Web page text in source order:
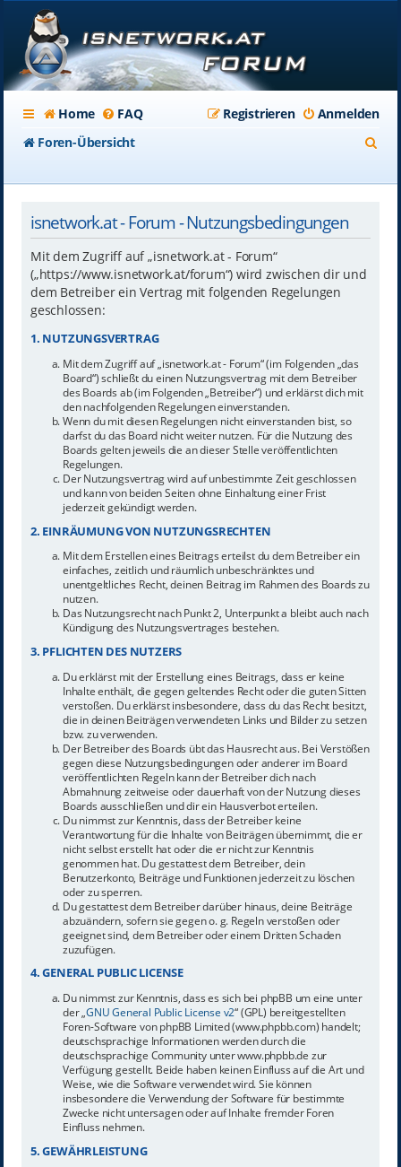
Home FAQ Anmelden
Registrieren
Foren-Übersicht
isnetwork.at - Forum - Nutzungsbedingungen
Mit dem Zugriff auf „isnetwork.at - Forum“
(„https://www.isnetwork.at/forum“) wird zwischen dir und
dem Betreiber ein Vertrag mit folgenden Regelungen
geschlossen:
1. NUTZUNGSVERTRAG
Mit dem Zugriff auf „isnetwork.at - Forum“ (im Folgenden „das
Board“) schließt du einen Nutzungsvertrag mit dem Betreiber
des Boards ab (im Folgenden „Betreiber“) und erklärst dich mit
den nachfolgenden Regelungen einverstanden.
Wenn du mit diesen Regelungen nicht einverstanden bist, so
darfst du das Board nicht weiter nutzen. Für die Nutzung des
Boards gelten jeweils die an dieser Stelle veröffentlichten
Regelungen.
Der Nutzungsvertrag wird auf unbestimmte Zeit geschlossen
und kann von beiden Seiten ohne Einhaltung einer Frist
jederzeit gekündigt werden.
2. EINRÄUMUNG VON NUTZUNGSRECHTEN
Mit dem Erstellen eines Beitrags erteilst du dem Betreiber ein
einfaches, zeitlich und räumlich unbeschränktes und
unentgeltliches Recht, deinen Beitrag im Rahmen des Boards zu
nutzen.
Das Nutzungsrecht nach Punkt 2, Unterpunkt a bleibt auch nach
Kündigung des Nutzungsvertrages bestehen.
3. PFLICHTEN DES NUTZERS
Du erklärst mit der Erstellung eines Beitrags, dass er keine
Inhalte enthält, die gegen geltendes Recht oder die guten Sitten
verstoßen. Du erklärst insbesondere, dass du das Recht besitzt,
die in deinen Beiträgen verwendeten Links und Bilder zu setzen
bzw. zu verwenden.
Der Betreiber des Boards übt das Hausrecht aus. Bei Verstößen
gegen diese Nutzungsbedingungen oder anderer im Board
veröffentlichten Regeln kann der Betreiber dich nach
Abmahnung zeitweise oder dauerhaft von der Nutzung dieses
Boards ausschließen und dir ein Hausverbot erteilen.
Du nimmst zur Kenntnis, dass der Betreiber keine
Verantwortung für die Inhalte von Beiträgen übernimmt, die er
nicht selbst erstellt hat oder die er nicht zur Kenntnis
genommen hat. Du gestattest dem Betreiber, dein
Benutzerkonto, Beiträge und Funktionen jederzeit zu löschen
oder zu sperren.
Du gestattest dem Betreiber darüber hinaus, deine Beiträge
abzuändern, sofern sie gegen o. g. Regeln verstoßen oder
geeignet sind, dem Betreiber oder einem Dritten Schaden
zuzufügen.
4. GENERAL PUBLIC LICENSE
Du nimmst zur Kenntnis, dass es sich bei phpBB um eine unter
der „GNU General Public License v2“ (GPL) bereitgestellten
Foren-Software von phpBB Limited (www.phpbb.com) handelt;
deutschsprachige Informationen werden durch die
deutschsprachige Community unter www.phpbb.de zur
Verfügung gestellt. Beide haben keinen Einfluss auf die Art und
Weise, wie die Software verwendet wird. Sie können
insbesondere die Verwendung der Software für bestimmte
Zwecke nicht untersagen oder auf Inhalte fremder Foren
Einfluss nehmen.
5. GEWÄHRLEISTUNG